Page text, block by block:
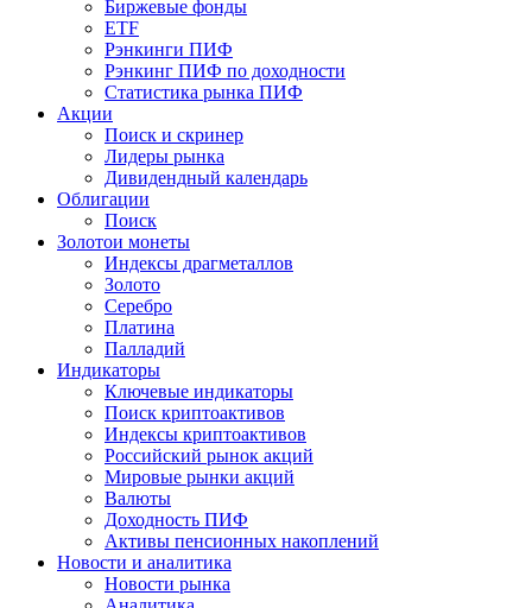
Биржевые фонды
ETF
Рэнкинги ПИФ
Рэнкинг ПИФ по доходности
Статистика рынка ПИФ
Акции
Поиск и скринер
Лидеры рынка
Дивидендный календарь
Облигации
Поиск
Золотои монеты
Индексы драгметаллов
Золото
Серебро
Платина
Палладий
Индикаторы
Ключевые индикаторы
Поиск криптоактивов
Индексы криптоактивов
Российский рынок акций
Мировые рынки акций
Валюты
Доходность ПИФ
Активы пенсионных накоплений
Новости и аналитика
Новости рынка